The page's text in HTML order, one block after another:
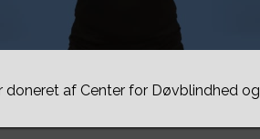
doneret af Center for Døvblindhed og